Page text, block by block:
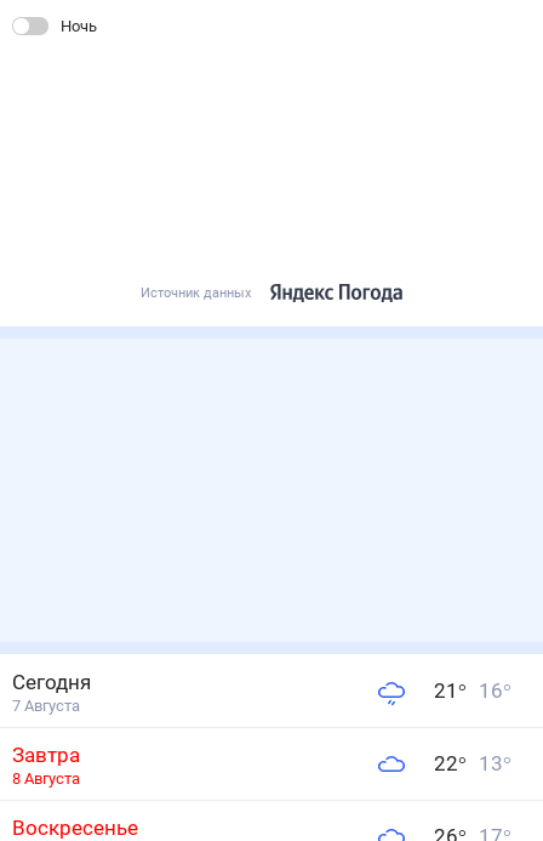
Ночь
Источник данных
Сегодня
7 Августа
21 ° 16°
Завтра
8 Августа
22° 13°
Воскресенье 26° 17°